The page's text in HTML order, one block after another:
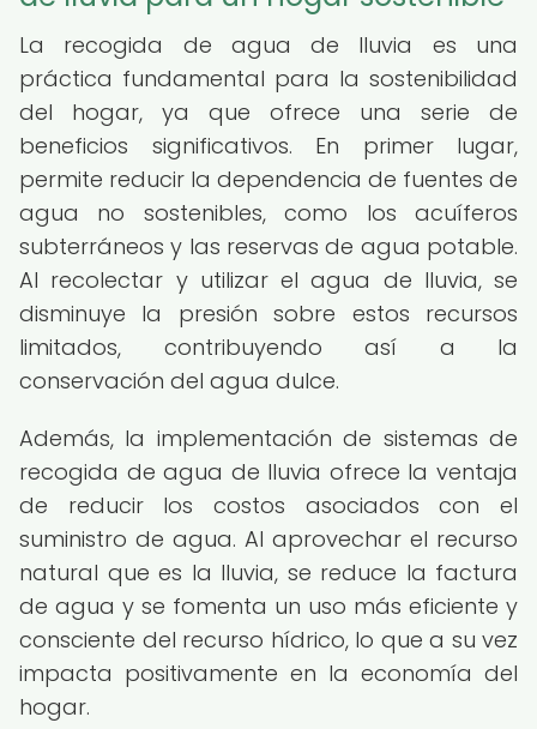
La recogida de agua de lluvia es una
práctica fundamental para la sostenibilidad
del hogar, ya que ofrece una serie de
beneficios significativos. En primer lugar,
permite reducir la dependencia de fuentes de
agua no sostenibles, como los acuíferos
subterráneos y las reservas de agua potable.
Al recolectar y utilizar el agua de lluvia, se
disminuye la presión sobre estos recursos
limitados, contribuyendo así a la
conservación del agua dulce.
Además, la implementación de sistemas de
recogida de agua de lluvia ofrece la ventaja
de reducir los costos asociados con el
suministro de agua. Al aprovechar el recurso
natural que es la lluvia, se reduce la factura
de agua y se fomenta un uso más eficiente y
consciente del recurso hídrico, lo que a su vez
impacta positivamente en la economía del
hogar.